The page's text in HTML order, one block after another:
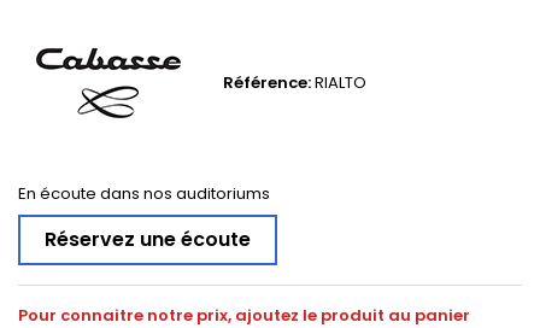
Référence:RIALTO
En écoute dans nos auditoriums
Réservez une écoute
Pour connaitre notre prix, ajoutez le produit au panier